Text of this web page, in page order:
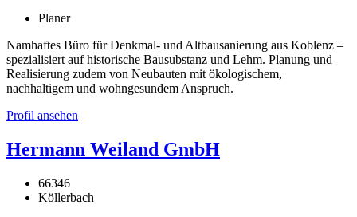
Planer
Namhaftes Büro für Denkmal- und Altbausanierung aus Koblenz –
spezialisiert auf historische Bausubstanz und Lehm. Planung und
Realisierung zudem von Neubauten mit ökologischem,
nachhaltigem und wohngesundem Anspruch.
Profil ansehen
Hermann Weiland GmbH
66346
Köllerbach